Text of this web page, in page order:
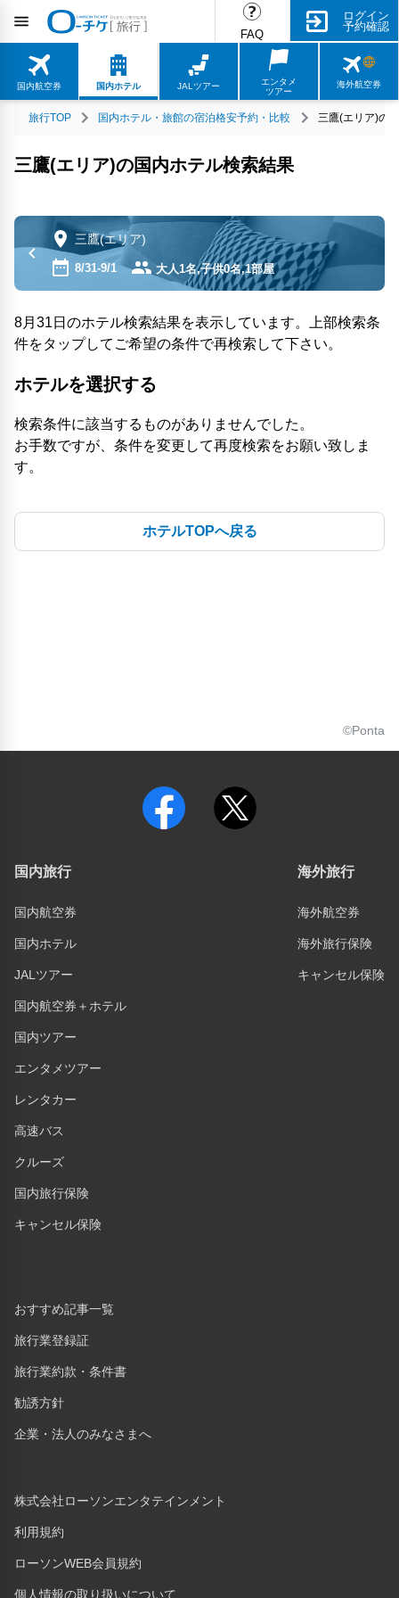
FAQ
ログイン
予約確認
国内航空券 国内ホテル JALツアー
エンタメ
ツアー
海外航空券
旅行TOP 国内ホテル・旅館の宿泊格安予約・比較 三鷹(エリア)の
三鷹(エリア)の国内ホテル検索結果
三鷹(エリア)
8/31-9/1 大人1名,子供0名,1部屋
8月31日のホテル検索結果を表示しています。上部検索条
件をタップしてご希望の条件で再検索して下さい。
ホテルを選択する
検索条件に該当するものがありませんでした。
お手数ですが、条件を変更して再度検索をお願い致しま
す。
ホテルTOPへ戻る
©Ponta
国内旅行
国内航空券
国内ホテル
JALツアー
国内航空券＋ホテル
国内ツアー
エンタメツアー
レンタカー
高速バス
クルーズ
国内旅行保険
キャンセル保険
おすすめ記事一覧
旅行業登録証
旅行業約款・条件書
勧誘方針
企業・法人のみなさまへ
株式会社ローソンエンタテインメント
利用規約
ローソンWEB会員規約
個人情報の取り扱いについて
海外旅行
海外航空券
海外旅行保険
キャンセル保険